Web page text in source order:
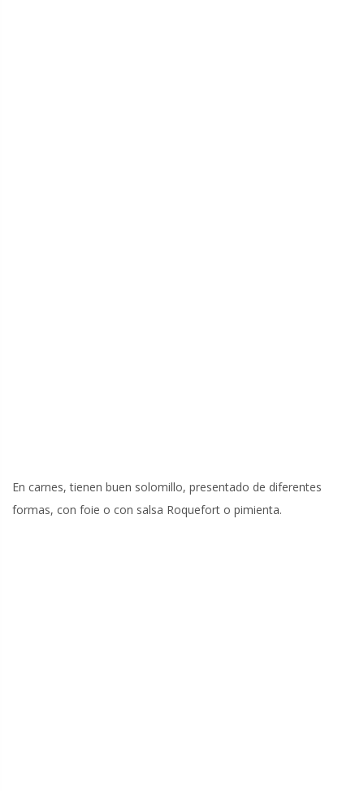
En carnes, tienen buen solomillo, presentado de diferentes
formas, con foie o con salsa Roquefort o pimienta.